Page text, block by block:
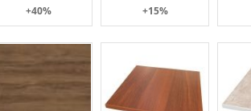
+40%
+15%